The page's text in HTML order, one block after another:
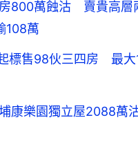
800萬蝕沽 賣貴高層
萬
標售98伙三四房 最
康樂園獨立屋2088